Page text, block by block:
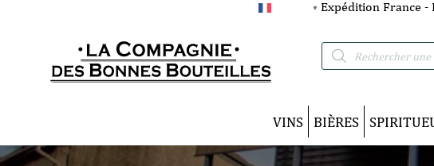
▼ Expédition France
Recherche
de
VINS BIÈRES